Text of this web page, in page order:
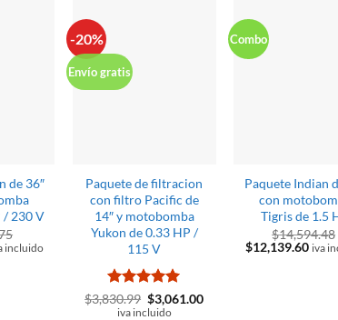
de 36″
/ 230 V
incluido
-20%
Envío gratis
Paquete de filtracion
con filtro Pacific de
14″ y motobomba
Yukon de 0.33 HP /
115 V
Valorado
con5de 5
$3,830.99 El
precio
$3,061.00El
iva incluido
Combo
Paquete Indian
con
Tigris de 1.5
$14,594.48
El
precio
$12,139.60Eliva